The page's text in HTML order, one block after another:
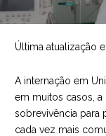
Última atualização
A internação em
em muitos casos,
sobrevivência para
cada vez mais